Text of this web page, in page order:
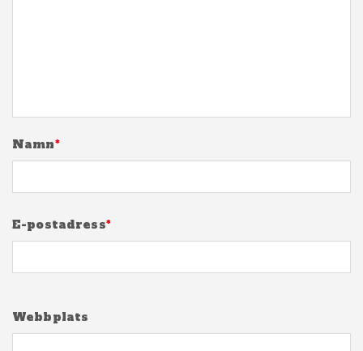
Namn*
E-postadress*
Webbplats